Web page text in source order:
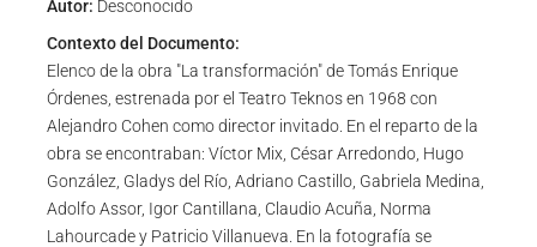
Autor: Desconocido
Contexto del Documento:
Elenco de la obra "La transformación" de Tomás Enrique
Órdenes, estrenada por el Teatro Teknos en 1968 con
Alejandro Cohen como director invitado. En el reparto de la
obra se encontraban: Víctor Mix, César Arredondo, Hugo
González, Gladys del Río, Adriano Castillo, Gabriela Medina,
Adolfo Assor, Igor Cantillana, Claudio Acuña, Norma
Lahourcade y Patricio Villanueva. En la fotografía se